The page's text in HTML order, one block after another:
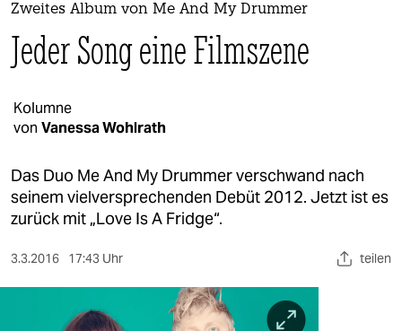
themen
politik
gesellschaft
kultur
sport
berlin
nord
Zweites Album von Me And My Drummer
Jeder Song eine Filmszene
Kolumne
von Vanessa Wohlrath
Das Duo Me And My Drummer verschwand nach
seinem vielversprechenden Debüt 2012. Jetzt ist es
zurück mit „Love Is A Fridge“.
3.3.2016 17:43 Uhr teilen